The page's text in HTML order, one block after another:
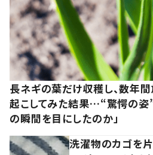
長ネギの葉だけ収穫し、数年
起こしてみた結果…“驚愕の姿”
の瞬間を目にしたのか」
洗濯物のカゴを